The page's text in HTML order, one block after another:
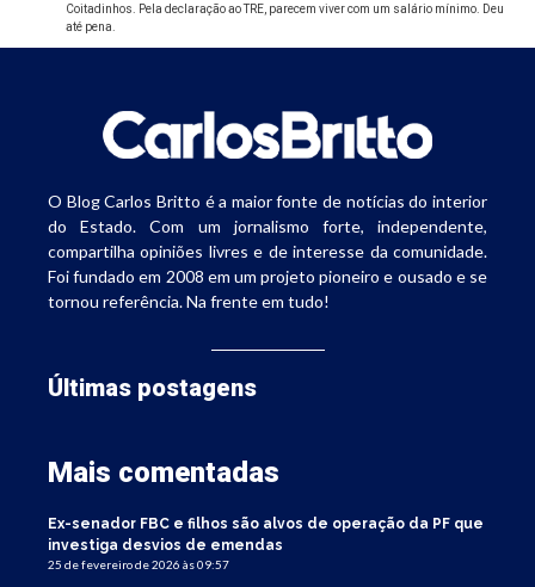
Coitadinhos. Pela declaração ao TRE, parecem viver com um salário mínimo. Deu
até pena.
O Blog Carlos Britto é a maior fonte de notícias do interior
do Estado. Com um jornalismo forte, independente,
compartilha opiniões livres e de interesse da comunidade.
Foi fundado em 2008 em um projeto pioneiro e ousado e se
tornou referência. Na frente em tudo!
Últimas postagens
Mais comentadas
Ex-senador FBC e filhos são alvos de operação da PF que
investiga desvios de emendas
25 de fevereiro de 2026 às 09:57